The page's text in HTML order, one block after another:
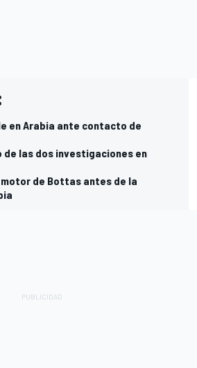
en Arabia ante contacto de
de las dos investigaciones en
de Bottas antes de la